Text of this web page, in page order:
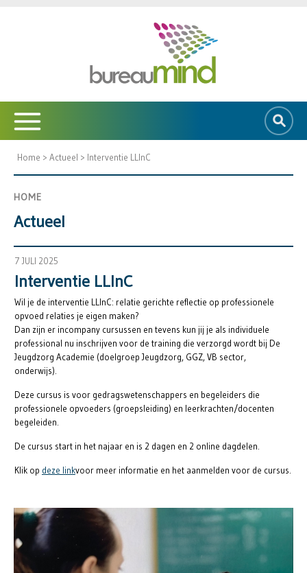
Home > Actueel > Interventie LLInC
HOME
Actueel
7 JULI 2025
Interventie LLInC
Wil je de interventie LLInC: relatie gerichte reflectie op professionele
opvoed relaties je eigen maken?
Dan zijn er incompany cursussen en tevens kun jij je als individuele
professional nu inschrijven voor de training die verzorgd wordt bij De
Jeugdzorg Academie (doelgroep Jeugdzorg, GGZ, VB sector,
onderwijs).
Deze cursus is voor gedragswetenschappers en begeleiders die
professionele opvoeders (groepsleiding) en leerkrachten/docenten
begeleiden.
De cursus start in het najaar en is 2 dagen en 2 online dagdelen.
Klik op deze linkvoor meer informatie en het aanmelden voor de cursus.